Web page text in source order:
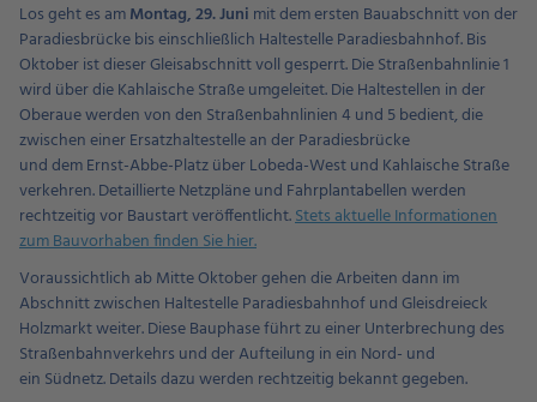
Los geht es amMontag, 29. Juni mit dem ersten Bauabschnitt von der
Paradiesbrücke bis einschließlich Haltestelle Paradiesbahnhof. Bis
Oktober ist dieser Gleisabschnitt voll gesperrt. Die Straßenbahnlinie 1
wird über die Kahlaische Straße umgeleitet. Die Haltestellen in der
Oberaue werden von den Straßenbahnlinien 4 und 5 bedient, die
zwischen einer Ersatzhaltestelle an der Paradiesbrücke
und dem Ernst-Abbe-Platz über Lobeda-West und Kahlaische Straße
verkehren. Detaillierte Netzpläne und Fahrplantabellen werden
rechtzeitig vor Baustart veröffentlicht.Stets aktuelle Informationen
zum Bauvorhaben finden Sie hier.
Voraussichtlich ab Mitte Oktober gehen die Arbeiten dann im
Abschnitt zwischen Haltestelle Paradiesbahnhof und Gleisdreieck
Holzmarkt weiter. Diese Bauphase führt zu einer Unterbrechung des
Straßenbahnverkehrs und der Aufteilung in ein Nord- und
ein Südnetz. Details dazu werden rechtzeitig bekannt gegeben.